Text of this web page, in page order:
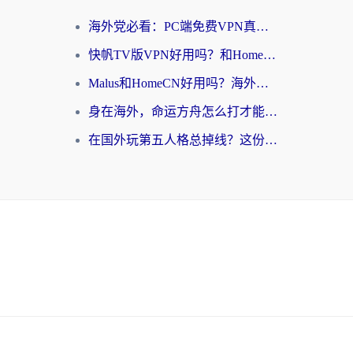
海外党必看：PC端免费VPN真的能用吗？教你无缝访问国内资源的正确姿势
快帆TV版VPN好用吗？和HomeCN VPN对比哪个回国效果更好？真实体验告诉你
Malus和HomeCN好用吗？海外游子的网络乡愁，到底该如何安放？
身在海外，命运方舟怎么打才能告别卡顿？这份终极指南给你答案
在国外玩第五人格总掉线？这份加速器终极指南让你丝滑上分